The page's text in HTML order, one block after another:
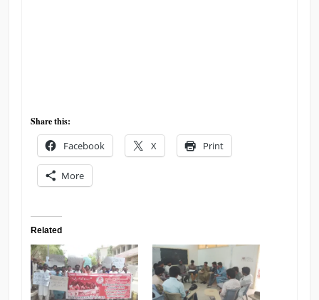
Share this:
Facebook X Print
More
Related